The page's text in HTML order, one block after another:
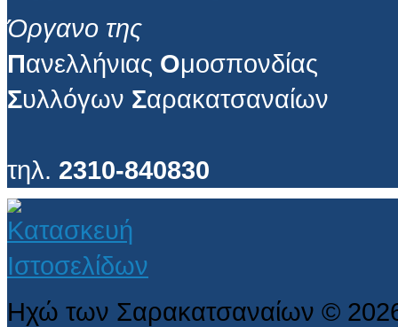
Όργανο της
Πανελλήνιας Ομοσπονδίας
Συλλόγων Σαρακατσαναίων
τηλ. 2310-840830
Ηχώ των Σαρακατσαναίων ©